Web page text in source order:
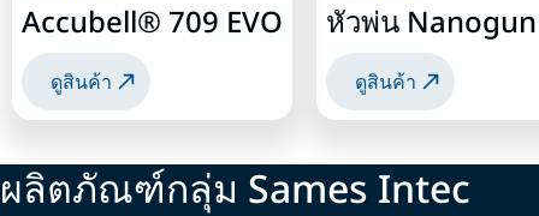
Accubell® 709 EVO
ดูสินค้า
หัวพ่น
ดูสินค้า
ผลิตภัณฑ์กลุ่ม Sames Intec